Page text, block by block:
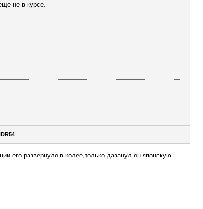
не в курсе.
его развернуло в колее,только даванул он японскую